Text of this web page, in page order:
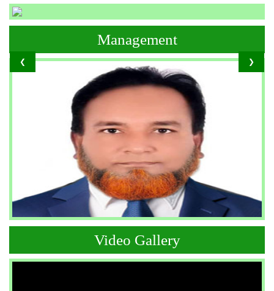
❮ ❯
Management
Video Gallery